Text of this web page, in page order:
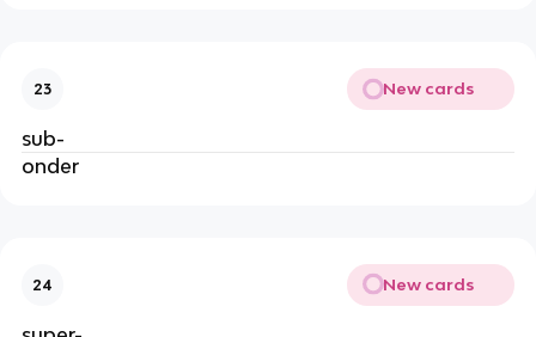
23 New cards
sub-
onder
24 New cards